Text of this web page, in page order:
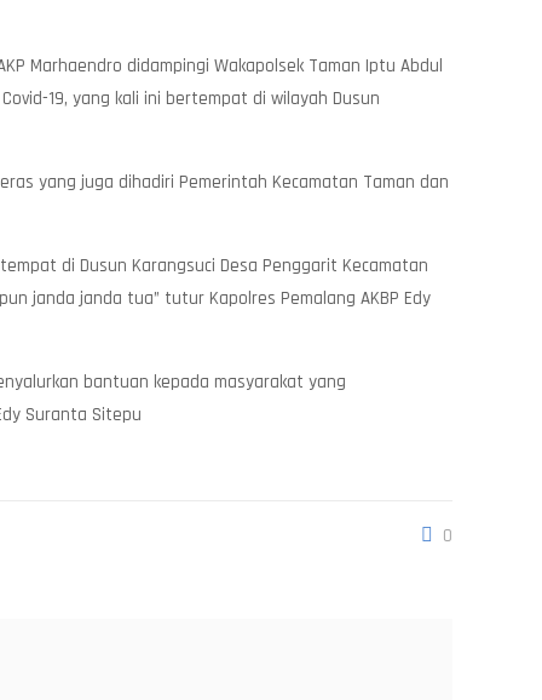
Marhaendro didampingi Wakapolsek Taman Iptu Abdul
19, yang kali ini bertempat di wilayah Dusun
yang juga dihadiri Pemerintah Kecamatan Taman dan
di Dusun Karangsuci Desa Penggarit Kecamatan
janda janda tua” tutur Kapolres Pemalang AKBP Edy
bantuan kepada masyarakat yang
Suranta Sitepu
0